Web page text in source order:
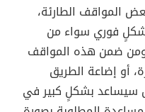
المواقف الطارئة،
فوري سواء من
ومن ضمن هذه المواقف
أو إضاعة الطريق
سيساعد بشكلٍ كبير في